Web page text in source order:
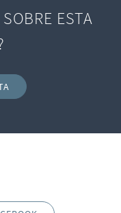
ESTA